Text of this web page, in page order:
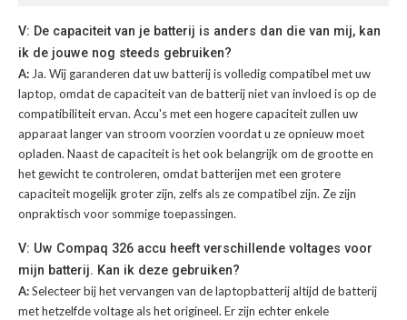
V: De capaciteit van je batterij is anders dan die van mij, kan
ik de jouwe nog steeds gebruiken?
A: Ja. Wij garanderen dat uw batterij is volledig compatibel met uw
laptop, omdat de capaciteit van de batterij niet van invloed is op de
compatibiliteit ervan. Accu's met een hogere capaciteit zullen uw
apparaat langer van stroom voorzien voordat u ze opnieuw moet
opladen. Naast de capaciteit is het ook belangrijk om de grootte en
het gewicht te controleren, omdat batterijen met een grotere
capaciteit mogelijk groter zijn, zelfs als ze compatibel zijn. Ze zijn
onpraktisch voor sommige toepassingen.
V: Uw Compaq 326 accu heeft verschillende voltages voor
mijn batterij. Kan ik deze gebruiken?
A:Selecteer bij het vervangen van de laptopbatterij altijd de batterij
met hetzelfde voltage als het origineel. Er zijn echter enkele